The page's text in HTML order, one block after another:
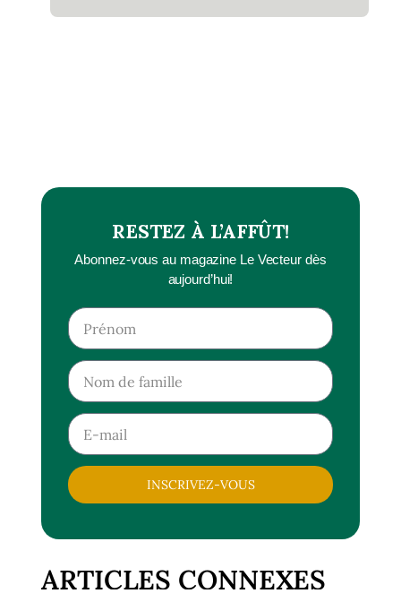
RESTEZ À L’AFFÛT!
Abonnez-vous au magazine Le Vecteur dès
aujourd’hui!
INSCRIVEZ-VOUS
ARTICLES CONNEXES